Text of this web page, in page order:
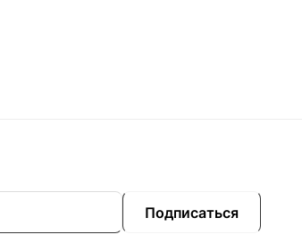
Подписаться